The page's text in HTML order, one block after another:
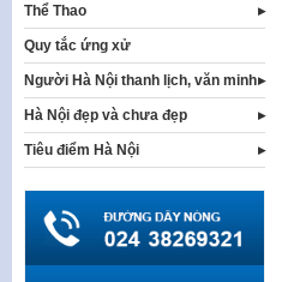
Thể Thao
Quy tắc ứng xử
Người Hà Nội thanh lịch, văn minh
Hà Nội đẹp và chưa đẹp
Tiêu điểm Hà Nội